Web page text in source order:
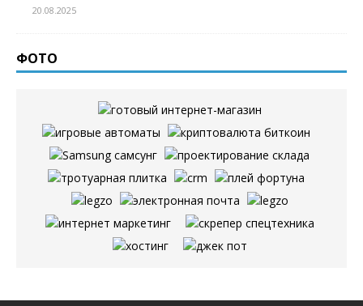
20.08.2025
ФОТО